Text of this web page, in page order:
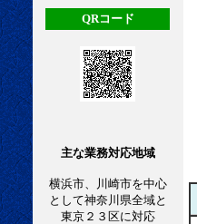
QRコード
主な業務対応地域
横浜市、川崎市を中心
として神奈川県全域と
東京２３区に対応